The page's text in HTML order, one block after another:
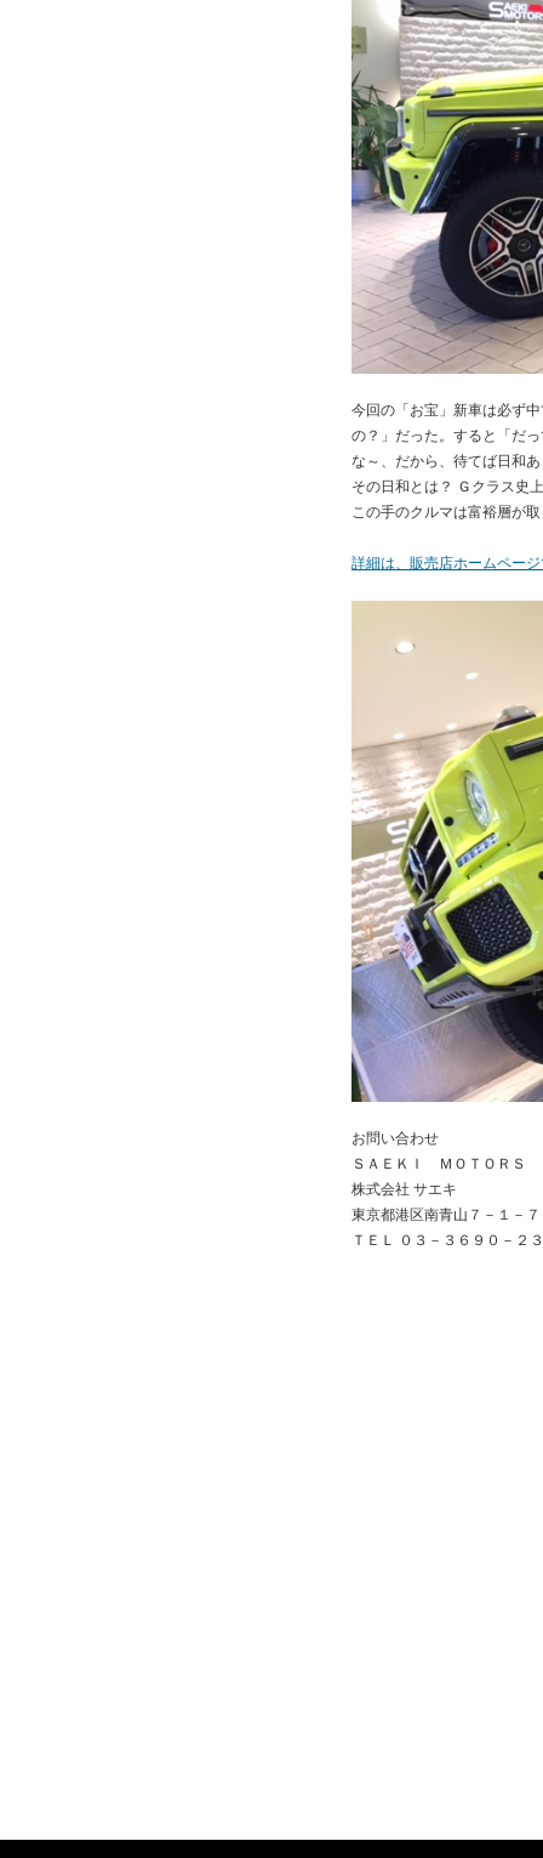
今回の「お宝」新車は必ず
の？」だった。すると「だ
な～、だから、待てば日和
その日和とは？ Ｇクラス史
この手のクルマは富裕層が
詳細は、販売店ホームペー
お問い合わせ
ＳＡＥＫＩ ＭＯＴＯＲＳ
株式会社 サエキ
東京都港区南青山７－１－７
ＴＥＬ ０３－３６９０－２